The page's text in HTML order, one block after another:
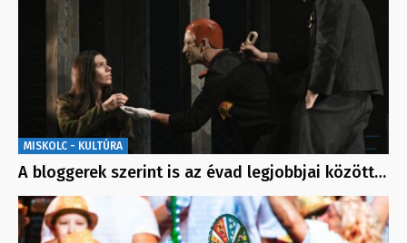
MISKOLC - KULTÚRA
A bloggerek szerint is az évad legjobbjai között…